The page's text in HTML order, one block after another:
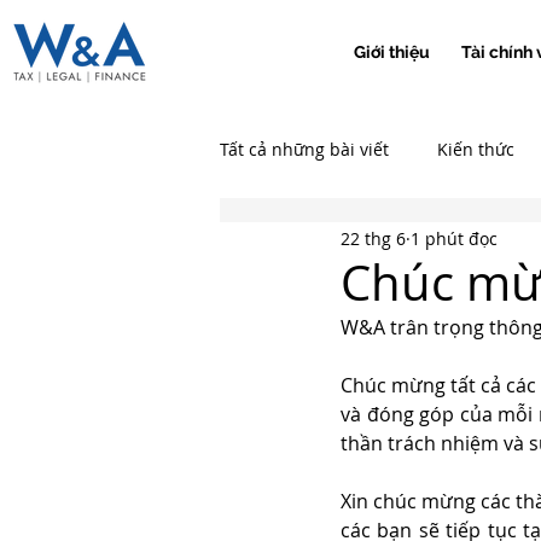
Giới thiệu Tài chính
Tất cả những bài viết Kiến thức
Chúc
22 thg 6 1 phút đọc
W&A trân trọng
Chúc mừng tất cả
và đóng góp của
thần trách nhiệm và
Xin chúc mừng các
các bạn sẽ tiếp tục